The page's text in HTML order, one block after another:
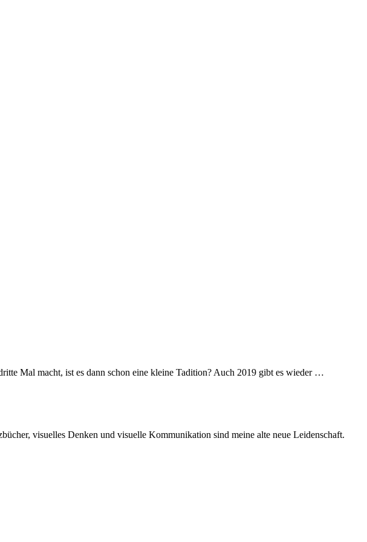
Mal macht, ist es dann schon eine kleine Tadition? Auch 2019 gibt es wieder …
visuelles Denken und visuelle Kommunikation sind meine alte neue Leidenschaft.